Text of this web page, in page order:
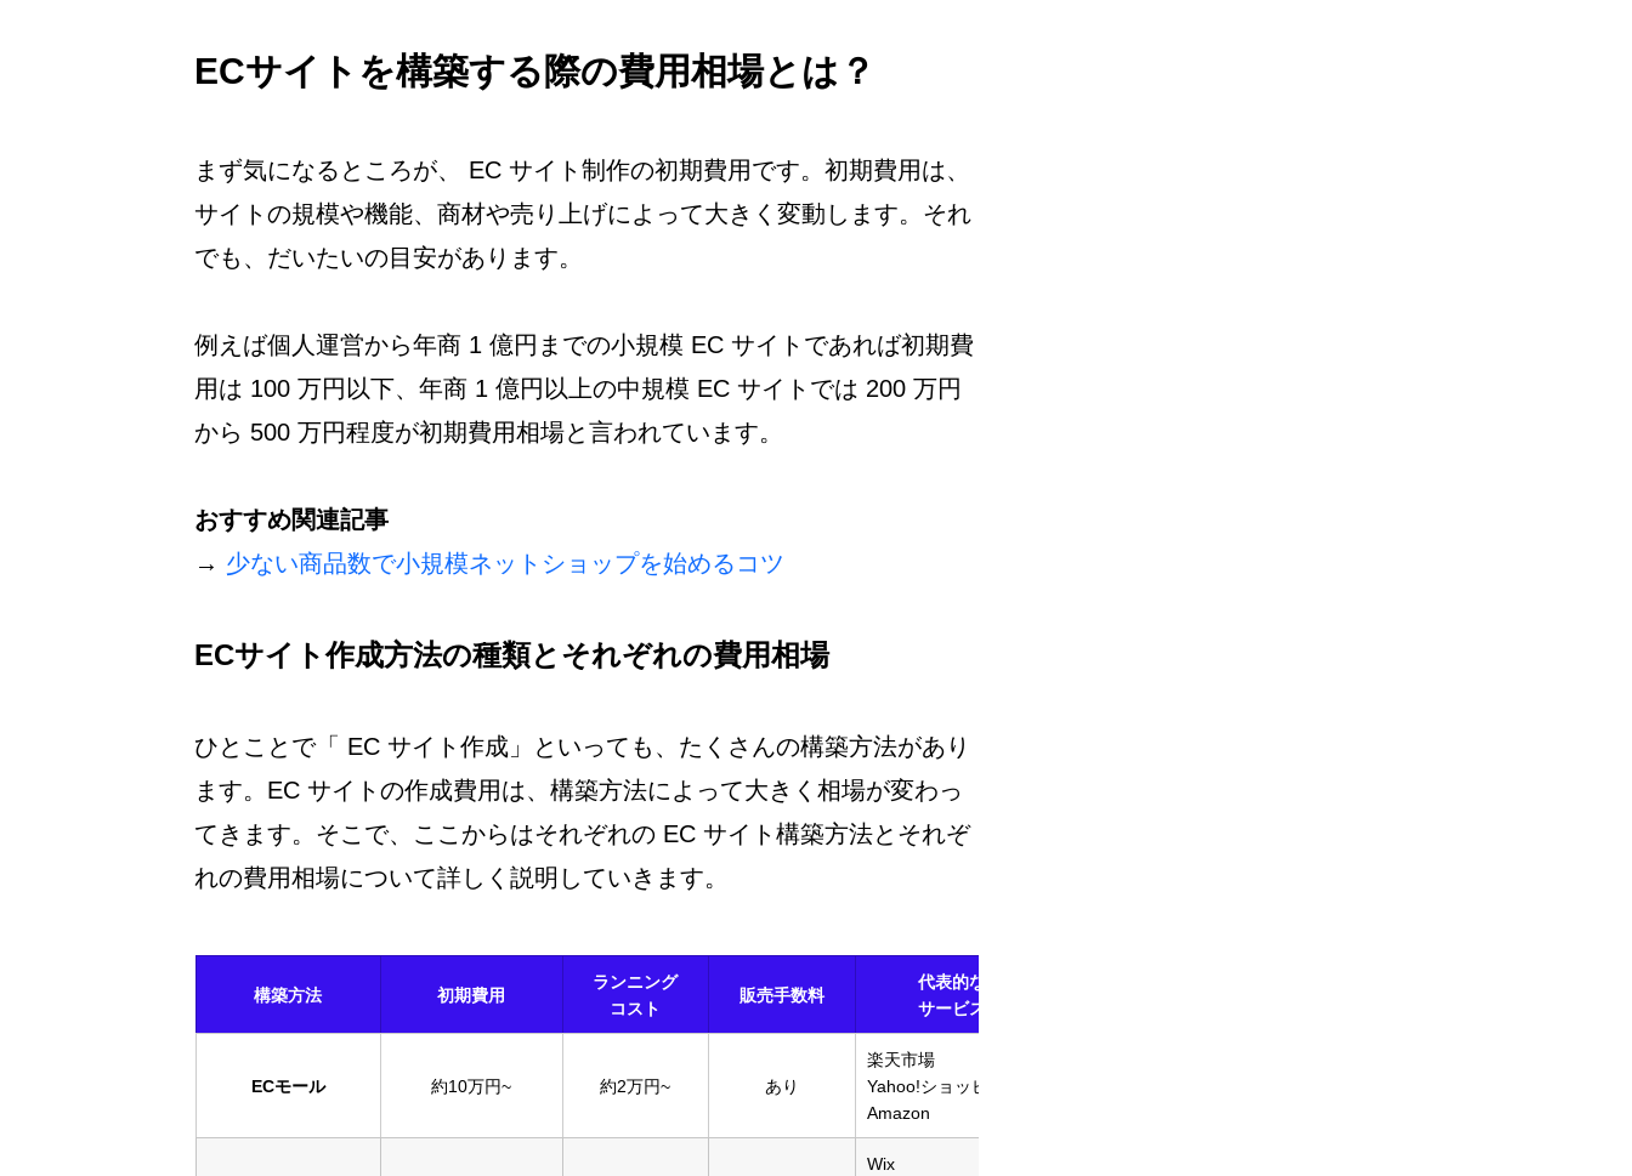
ECサイトを構築する際の費用相場とは？
まず気になるところが、 EC サイト制作の初期費用です。初期費用は、
サイトの規模や機能、商材や売り上げによって大きく変動します。それ
でも、だいたいの目安があります。
例えば個人運営から年商 1 億円までの小規模 EC サイトであれば初期費
用は 100 万円以下、年商 1 億円以上の中規模 EC サイトでは 200 万円
から 500 万円程度が初期費用相場と言われています。
おすすめ関連記事
→ 少ない商品数で小規模ネットショップを始めるコツ
ECサイト作成方法の種類とそれぞれの費用相場
ひとことで「 EC サイト作成」といっても、たくさんの構築方法があり
ます。EC サイトの作成費用は、構築方法によって大きく相場が変わっ
てきます。そこで、ここからはそれぞれの EC サイト構築方法とそれぞ
れの費用相場について詳しく説明していきます。
構築方法 初期費用
ランニング
コスト
販売手数料
代表的な
サービス
​ECモール 約10万円~ ​約2万円~ あり
​楽天市場
Yahoo!ショッピング
Amazon
Wix